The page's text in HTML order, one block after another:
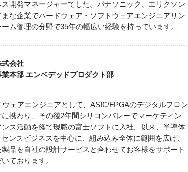
開発マネージャーでした。パナソニック、エリクソン
まな企業でハードウェア・ソフトウェアエンジニアリン
ム管理の分野で35年の幅広い経験を持っています。
式会社
業本部 エンベデッドプロダクト部
ウェアエンジニアとして、ASIC/FPGAのデジタルフロン
に携わり、その後2年間シリコンバレーでマーケティン
ンス活動を経て現職の富士ソフトに入社。以来、半導体
ンスビジネスを中心に、組み込み全体に範囲を広げ、
品を自社の設計サービスと合わせてお客様をサポート
ております。